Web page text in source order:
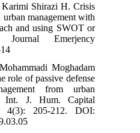
Karimi Shirazi H. Crisis
urban management with
and using SWOT or
Journal Emerjency
14
Mohammadi Moghadam
role of passive defense
from urban
Int. J. Hum. Capital
4(3): 205-212. DOI: